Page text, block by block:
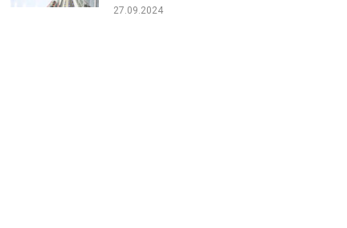
27.09.2024